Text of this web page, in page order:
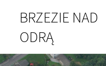
BRZEZIE NAD
ODRĄ